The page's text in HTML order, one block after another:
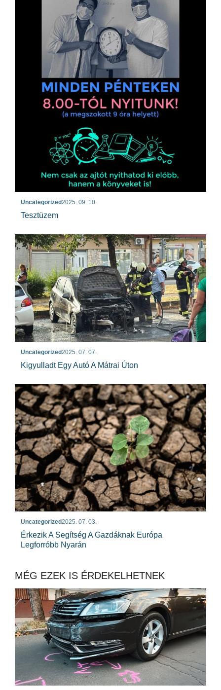
Uncategorized2025. 09. 10.
Tesztüzem
Uncategorized2025. 07. 07.
Kigyulladt Egy Autó A Mátrai Úton
Uncategorized2025. 07. 03.
Érkezik A Segítség A Gazdáknak Európa
Legforróbb Nyarán
MÉG EZEK IS ÉRDEKELHETNEK